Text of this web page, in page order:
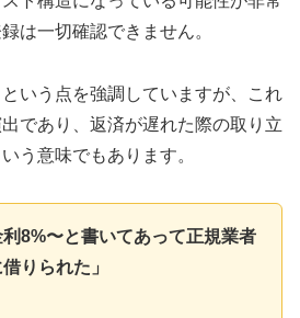
は一切確認できません。
という点を強調していますが、これ
であり、返済が遅れた際の取り立
う意味でもあります。
利8%〜と書いてあって正規業者
りられた」